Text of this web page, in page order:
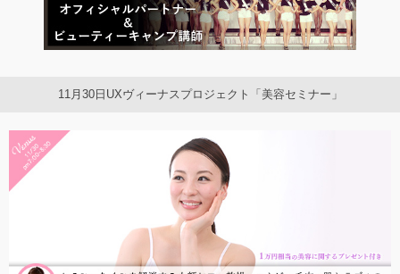
11月30日UXヴィーナスプロジェクト「美容セミナー」